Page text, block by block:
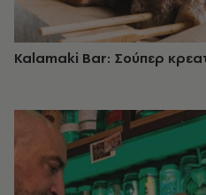
Kalamaki Bar: Σούπερ